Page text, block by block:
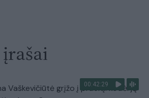
00:42:29
Vaškevičiūtė grįžo į praeitį: kodėl jų